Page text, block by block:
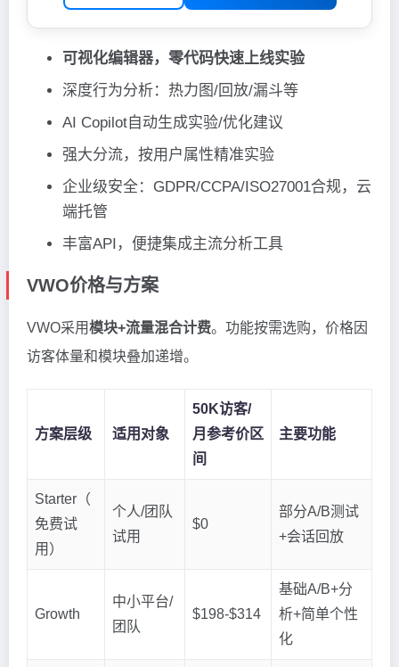
可视化编辑器，零代码快速上线实验
深度行为分析：热力图/回放/漏斗等
AI Copilot自动生成实验/优化建议
强大分流，按用户属性精准实验
企业级安全：GDPR/CCPA/ISO27001合规，云
端托管
丰富API，便捷集成主流分析工具
VWO价格与方案
VWO采用模块+流量混合计费。功能按需选购，价格因
访客体量和模块叠加递增。
方案层级 适用对象
50K访客/
月参考价区
间
主要功能
Starter（
免费试
用）
个人/团队
试用
$0
部分A/B测试
+会话回放
Growth
中小平台/
团队
$198-$314
基础A/B+分
析+简单个性
化